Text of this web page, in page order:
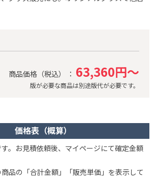
商品価格（税込） ： 63,360円～
版が必要な商品は別途版代が必要です。
価格表（概算）
。お見積依頼後、マイページにて確定金額
品の「合計金額」「販売単価」を表示して